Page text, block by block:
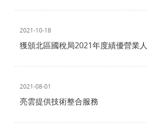
2021-10-18
獲頒北區國稅局2021年度績優營業人
2021-08-01
亮雲提供技術整合服務